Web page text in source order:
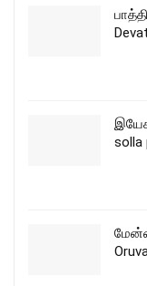
solla